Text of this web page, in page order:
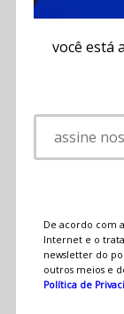
você está
De acordo com
Internet e o
newsletter do
outros meios e
Política de